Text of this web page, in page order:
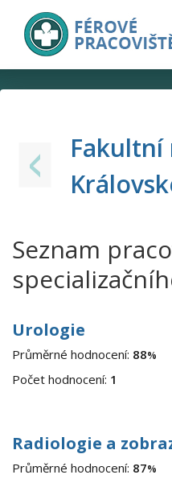
Férové
pracoviště
Fakultní
Seznam
Urologie
Průměrné hodnocení: 88%
Počet hodnocení: 1
Radiologie a
Průměrné hodnocení: 87%